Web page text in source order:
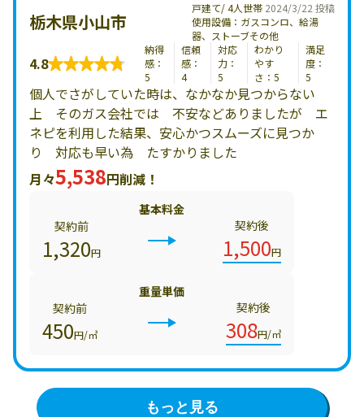
2024/3/22 投稿
栃木県小山市
戸建て/ 4人世帯
使用設備：ガスコンロ、給湯
器、ストーブその他
4.8
納得
感：
5
信頼
感：
4
対応
力：
5
わかり
やす
さ：5
満足
度：
5
個人でさがしていた時は、なかなか見つからない
上 そのガス会社では 不安などありましたが エ
ネピを利用した結果、安心かつスムーズに見つか
り 対応も早い為 たすかりました
月々5,538円削減！
基本料金
契約前
1,320円
契約後
1,500円
重量単価
契約前
450円/㎥
契約後
308円/㎥
もっと見る